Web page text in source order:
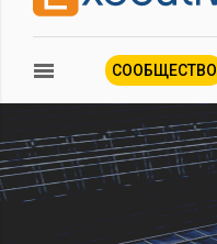
СООБЩЕСТВО